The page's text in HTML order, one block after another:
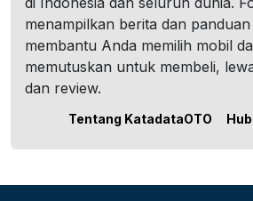
menampilkan berita dan
membantu Anda memilih mobil
memutuskan untuk membeli,
dan review.
Tentang KatadataOTO